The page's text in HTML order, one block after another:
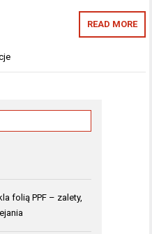
READ MORE
folią PPF – zalety,